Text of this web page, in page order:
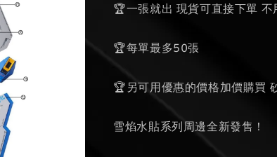
🏆一張就出 現貨可直接下單 不
🏆每單最多50張
🏆另可用優惠的價格加價購買
雪焰水貼系列周邊全新發售！